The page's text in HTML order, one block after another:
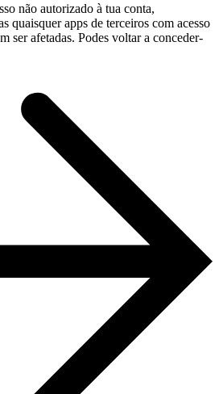
não autorizado à tua conta,
quaisquer apps de terceiros com acesso
ser afetadas. Podes voltar a conceder-